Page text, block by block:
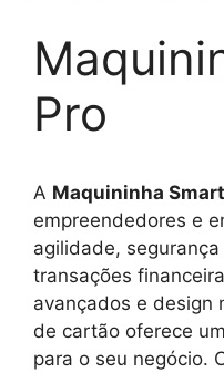
Pro
A Maquininha
empreendedores e
agilidade,
transações
avançados e design
de cartão oferece
para o seu negócio.